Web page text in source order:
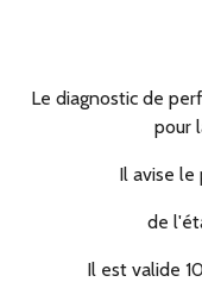
Le diagnostic de
pour
Il avise le
de
Il est valide